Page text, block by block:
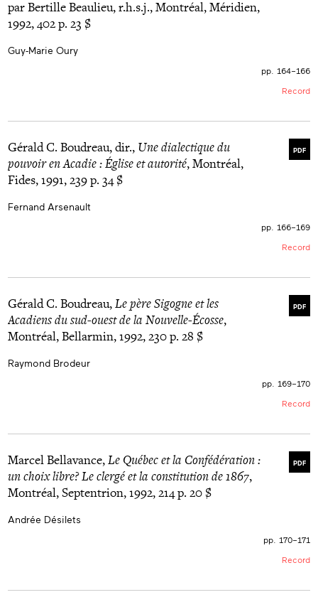
par Bertille Beaulieu, r.h.s.j., Montréal, Méridien,
1992, 402 p. 23 $
Guy-Marie Oury
pp. 164–166
Record
PDF
Gérald C. Boudreau, dir., Une dialectique du
pouvoir en Acadie : Église et autorité, Montréal,
Fides, 1991, 239 p. 34 $
Fernand Arsenault
pp. 166–169
Record
PDF
Gérald C. Boudreau,Le père Sigogne et les
Acadiens du sud-ouest de la Nouvelle-Écosse,
Montréal, Bellarmin, 1992, 230 p. 28 $
Raymond Brodeur
pp. 169–170
Record
PDF
Marcel Bellavance,Le Québec et la Confédération :
un choix libre? Le clergé et la constitution de 1867,
Montréal, Septentrion, 1992, 214 p. 20 $
Andrée Désilets
pp. 170–171
Record